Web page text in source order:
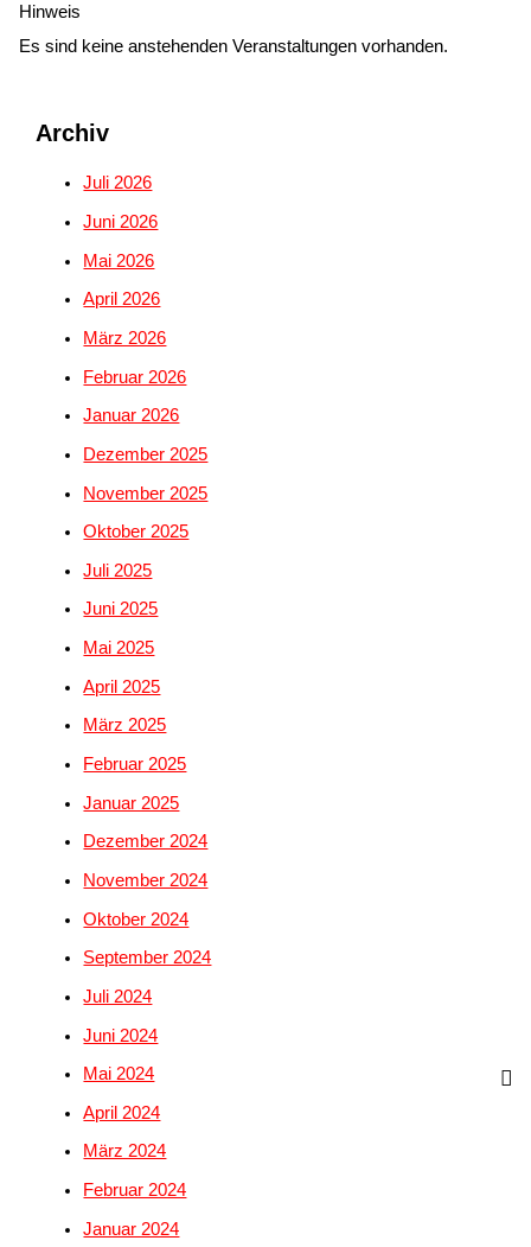
Hinweis
Es sind keine anstehenden Veranstaltungen vorhanden.
Archiv
Juli 2026
Juni 2026
Mai 2026
April 2026
März 2026
Februar 2026
Januar 2026
Dezember 2025
November 2025
Oktober 2025
Juli 2025
Juni 2025
Mai 2025
April 2025
März 2025
Februar 2025
Januar 2025
Dezember 2024
November 2024
Oktober 2024
September 2024
Juli 2024
Juni 2024
Mai 2024
April 2024
März 2024
Februar 2024
Januar 2024